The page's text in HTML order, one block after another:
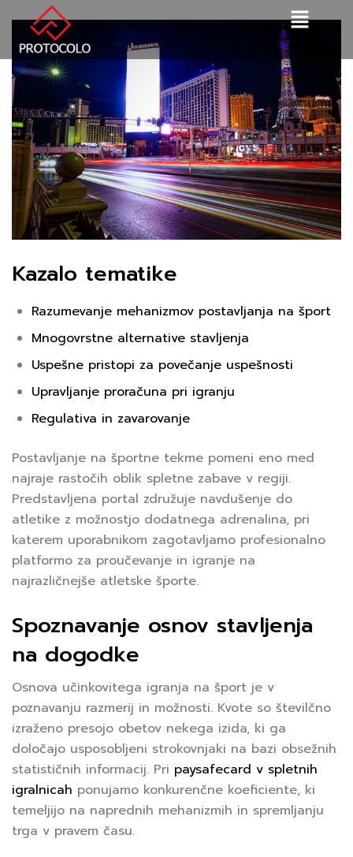
Kazalo tematike
Razumevanje mehanizmov postavljanja na šport
Mnogovrstne alternative stavljenja
Uspešne pristopi za povečanje uspešnosti
Upravljanje proračuna pri igranju
Regulativa in zavarovanje
Postavljanje na športne tekme pomeni eno med
najraje rastočih oblik spletne zabave v regiji.
Predstavljena portal združuje navdušenje do
atletike z možnostjo dodatnega adrenalina, pri
katerem uporabnikom zagotavljamo profesionalno
platformo za proučevanje in igranje na
najrazličnejše atletske športe.
Spoznavanje osnov stavljenja
na dogodke
Osnova učinkovitega igranja na šport je v
poznavanju razmerij in možnosti. Kvote so številčno
izraženo presojo obetov nekega izida, ki ga
določajo usposobljeni strokovnjaki na bazi obsežnih
statističnih informacij. Pri paysafecard v spletnih
igralnicah ponujamo konkurenčne koeficiente, ki
temeljijo na naprednih mehanizmih in spremljanju
trga v pravem času.